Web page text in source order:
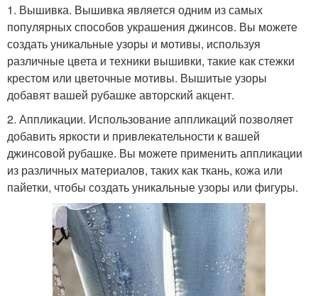
1. Вышивка. Вышивка является одним из самых
популярных способов украшения джинсов. Вы можете
создать уникальные узоры и мотивы, используя
различные цвета и техники вышивки, такие как стежки
крестом или цветочные мотивы. Вышитые узоры
добавят вашей рубашке авторский акцент.
2. Аппликации. Использование аппликаций позволяет
добавить яркости и привлекательности к вашей
джинсовой рубашке. Вы можете применить аппликации
из различных материалов, таких как ткань, кожа или
пайетки, чтобы создать уникальные узоры или фигуры.